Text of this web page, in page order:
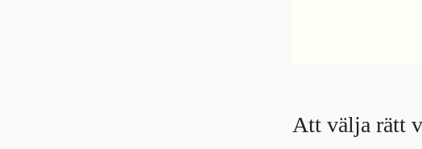
Att välja rätt